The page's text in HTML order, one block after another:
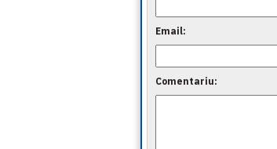
Email:
Comentariu: